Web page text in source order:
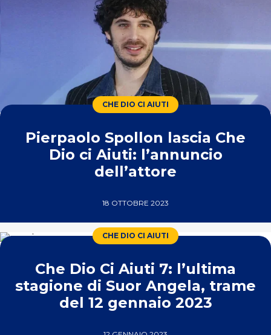
CHE DIO CI AIUTI
Pierpaolo Spollon lascia Che
Dio ci Aiuti: l’annuncio
dell’attore
18 OTTOBRE 2023
CHE DIO CI AIUTI
Che Dio Ci Aiuti 7: l’ultima
stagione di Suor Angela, trame
del 12 gennaio 2023